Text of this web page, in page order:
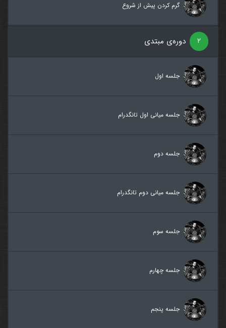
گرم کردن پیش از شروع
۲ دوره‌ی مبتدی
جلسه اول
جلسه میانی اول تانگدرام
جلسه دوم
جلسه میانی دوم تانگدرام
جلسه سوم
جلسه چهارم
جلسه پنجم